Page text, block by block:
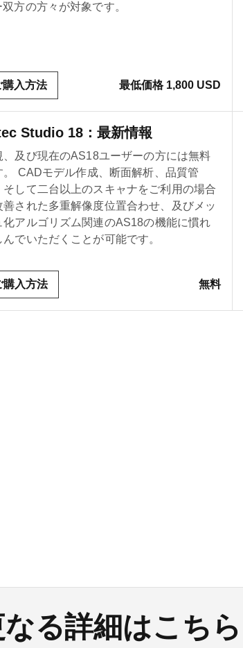
方の方々が対象です。
購入方法 最低価格 1,800 USD
Studio 18：最新情報
、及び現在のAS18ユーザーの方には無料
。 CADモデル作成、断面解析、品質管
そして二台以上のスキャナをご利用の場合
善された多重解像度位置合わせ、及びメッ
化アルゴリズム関連のAS18の機能に慣れ
んでいただくことが可能です。
購入方法 無料
る詳細はこちら